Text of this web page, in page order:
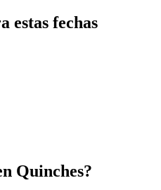
estas fechas
Quinches?